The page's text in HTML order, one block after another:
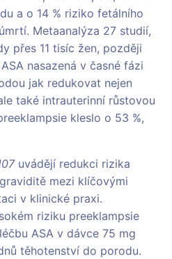
a o 14 % riziko fetálního
Metaanalýza 27 studií,
přes 11 tisíc žen, později
nasazená v časné fázi
jak redukovat nejen
také intrauterinní růstovou
kleslo o 53 %,
uvádějí redukci rizika
mezi klíčovými
v klinické praxi.
riziku preeklampsie
ASA v dávce 75 mg
těhotenství do porodu.